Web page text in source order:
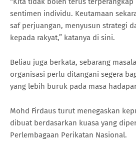
sentimen individu. Keutamaan
saf perjuangan, menyusun strategi
kepada rakyat,” katanya di sini.
Beliau juga berkata, sebarang
organisasi perlu ditangani segera
yang lebih buruk pada masa
Mohd Firdaus turut menegaskan
dibuat berdasarkan kuasa yang
Perlembagaan Perikatan Nasional.